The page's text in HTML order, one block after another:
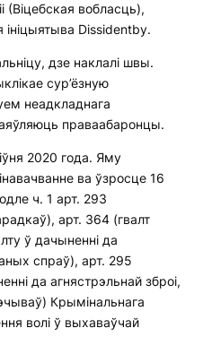
(Віцебская вобласць),
ініцыятыва Dissidentby.
дзе наклалі швы.
сур’ёзную
неадкладнага
праваабаронцы.
2020 года. Яму
ва ўзросце 16
ч. 1 арт. 293
арт. 364 (гвалт
ў дачыненні да
спраў), арт. 295
да агнястрэльнай зброі,
Крымінальнага
волі ў выхаваўчай